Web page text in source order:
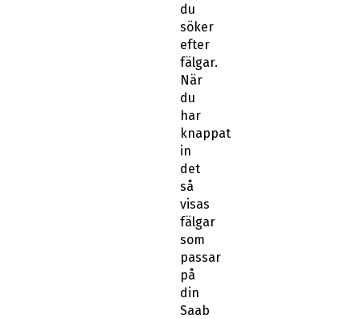
du
söker
efter
fälgar.
När
du
har
knappat
in
det
så
visas
fälgar
som
passar
på
din
Saab